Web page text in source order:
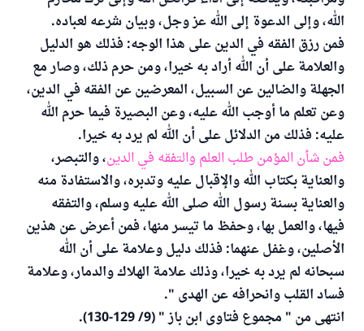
الله، وإلى الدعوة إلى الله عز وجل، وبيان شرعه لعباده.
فمن رزق الفقه في الدين على هذا الوجه: فذلك هو الدليل
والعلامة على أن الله أراد به خيرا، ومن حرم ذلك، وصار مع
الجهلة والضالين عن السبيل، المعرضين عن الفقه في الدين،
وعن تعلم ما أوجب الله عليه، وعن البصيرة فيما حرم الله
عليه: فذلك من الدلائل على أن الله لم يرد به خيرا.
فمن شأن المؤمن طلب العلم والتفقه في الدين، والتبصر،
والعناية بكتاب الله والإقبال عليه وتدبره، والاستفادة منه
والعناية بسنة رسول الله صلى الله عليه وسلم، والتفقه
فيها، والعمل بها، وحفظ ما تيسر منها، فمن أعرض عن هذين
الأصلين، وغفل عنهما: فذلك دليل وعلامة على أن الله
سبحانه لم يرد به خيرا، وذلك علامة الهلاك والدمار، وعلامة
فساد القلب وانحرافه عن الهدى ".
انتهى من " مجموع فتاوى ابن باز " (9/ 129-130).